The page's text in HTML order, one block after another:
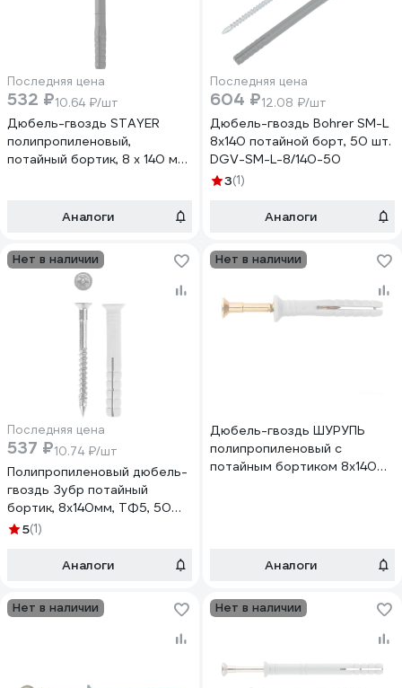
Последняя цена
532 ₽10.64 ₽/шт
Дюбель-гвоздь STAYER
полипропиленовый,
потайный бортик, 8 x 140 мм,
Аналоги
Последняя цена
604 ₽12.08 ₽/шт
Дюбель-гвоздь Bohrer SM-L
8х140 потайной борт, 50 шт.
DGV-SM-L-8/140-50
3(1)
Аналоги
Нет в наличии
Последняя цена
537 ₽10.74 ₽/шт
Полипропиленовый дюбель-
гвоздь Зубр потайный
бортик, 8x140мм, ТФ5, 50
штук 4-301345-08-140
5(1)
Аналоги
Нет в наличии
Дюбель-гвоздь ШУРУПЬ
полипропиленовый с
потайным бортиком 8x140
Аналоги
Нет в наличии Нет в наличии